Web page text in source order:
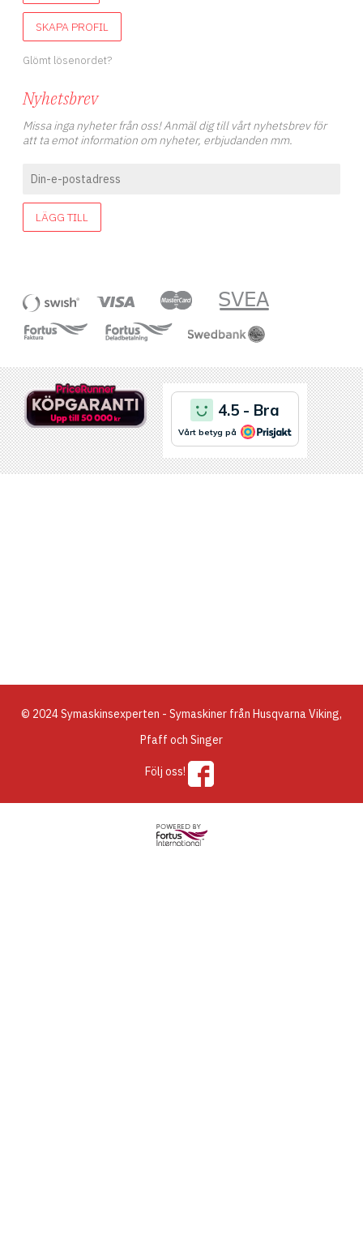
SKAPA PROFIL
Glömt lösenordet?
Nyhetsbrev
Missa inga nyheter från oss! Anmäl dig till vårt nyhetsbrev för
att ta emot information om nyheter, erbjudanden mm.
LÄGG TILL
© 2024 Symaskinsexperten - Symaskiner från Husqvarna Viking,
Pfaff och Singer
Följ oss!